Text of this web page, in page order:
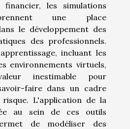
les simulations
une place
le développement des
des professionnels.
incluant les
environnements virtuels,
inestimable pour
faire dans un cadre
L'application de la
au sein de ces outils
de modéliser des